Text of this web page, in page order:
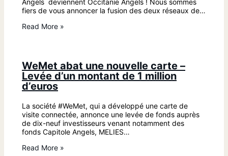
Angels deviennent Occitanie Angels ! Nous sommes
fiers de vous annoncer la fusion des deux réseaux de…
Read More »
WeMet abat une nouvelle carte –
Levée d’un montant de 1 million
d’euros
La société #WeMet, qui a développé une carte de
visite connectée, annonce une levée de fonds auprès
de dix-neuf investisseurs venant notamment des
fonds Capitole Angels, MELIES…
Read More »